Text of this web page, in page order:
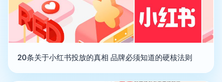
20条关于小红书投放的真相 品牌必须知道的硬核法则